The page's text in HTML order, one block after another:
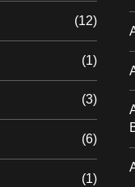
(12)
(1)
(3)
(6)
(1)